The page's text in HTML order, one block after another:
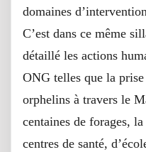
domaines
C’est dans ce même
détaillé les actions
ONG telles que la
orphelins à travers le
centaines de forages,
centres de santé,